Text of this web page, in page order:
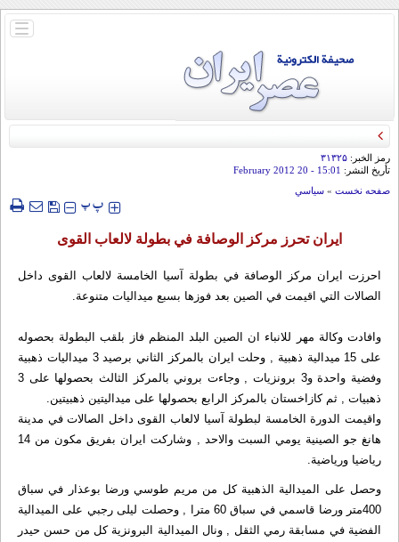
باز
رمز الخبر: ۳۱۳۲۵
تأريخ النشر: 15:01
- 20 February 2012
صفحه نخست » سياسي
‍‍‍ پپ
ايران تحرز مركز الوصافة في بطولة لالعاب القوى
احرزت ايران مركز الوصافة في بطولة آسيا الخامسة لالعاب القوى داخل
الصالات التي اقيمت في الصين بعد فوزها بسبع ميداليات متنوعة.
وافادت وكالة مهر للانباء ان الصين البلد المنظم فاز بلقب البطولة بحصوله
على 15 ميدالية ذهبية , وحلت ايران بالمركز الثاني برصيد 3 ميداليات ذهبية
وفضية واحدة و3 برونزيات , وجاءت بروني بالمركز الثالث بحصولها على 3
ذهبيات , ثم كازاخستان بالمركز الرابع بحصولها على ميداليتين ذهبيتين.
واقيمت الدورة الخامسة لبطولة آسيا لالعاب القوى داخل الصالات في مدينة
هانغ جو الصينية يومي السبت والاحد , وشاركت ايران بفريق مكون من 14
رياضيا ورياضية.
وحصل على الميدالية الذهبية كل من مريم طوسي ورضا بوعذار في سباق
400متر ورضا قاسمي في سباق 60 مترا , وحصلت ليلى رجبي على الميدالية
الفضية في مسابقة رمي الثقل , ونال الميدالية البرونزية كل من حسن حيدر